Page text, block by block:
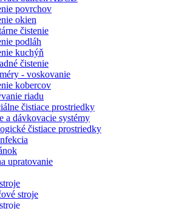
povrchov
okien
čistenie
podláh
kuchýň
čistenie
- voskovanie
kobercov
riadu
čistiace prostriedky
a dávkovacie systémy
čistiace prostriedky
upratovanie
stroje